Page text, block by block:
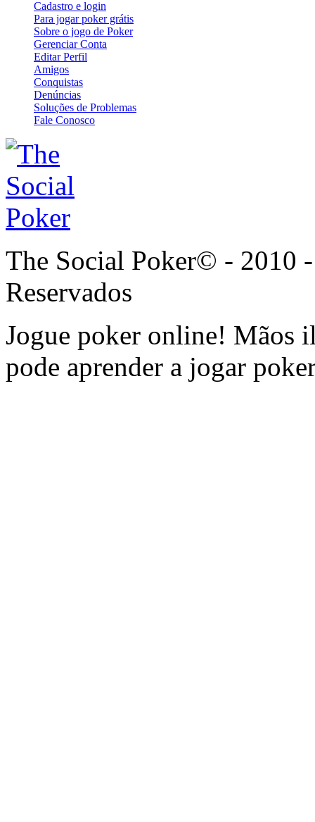
Cadastro e login
Para jogar poker grátis
Sobre o jogo de Poker
Gerenciar Conta
Editar Perfil
Amigos
Conquistas
Denúncias
Soluções de Problemas
Fale Conosco
The Social Poker© - 2010
Reservados
Jogue poker online! Mãos
pode aprender a jogar